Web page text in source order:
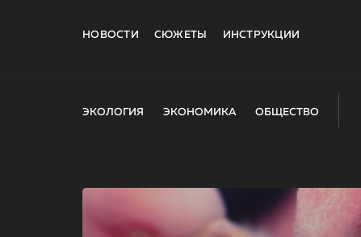
НОВОСТИ СЮЖЕТЫ ИНСТРУКЦИИ
ЭКОЛОГИЯ ЭКОНОМИКА ОБЩЕСТВО